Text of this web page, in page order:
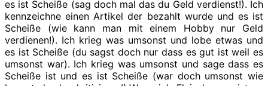
es ist Scheiße (sag doch mal das du Geld verdienst!). Ich
kennzeichne einen Artikel der bezahlt wurde und es ist
Scheiße (wie kann man mit einem Hobby nur Geld
verdienen!). Ich krieg was umsonst und lobe etwas und
es ist Scheiße (du sagst doch nur dass es gut ist weil es
umsonst war). Ich krieg was umsonst und sage dass es
Scheiße ist und es ist Scheiße (war doch umsonst wie